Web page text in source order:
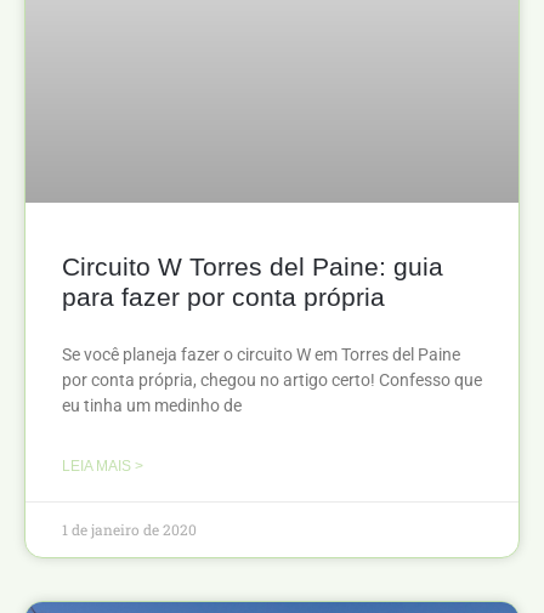
Circuito W Torres del Paine: guia
para fazer por conta própria
Se você planeja fazer o circuito W em Torres del Paine
por conta própria, chegou no artigo certo! Confesso que
eu tinha um medinho de
LEIA MAIS >
1 de janeiro de 2020